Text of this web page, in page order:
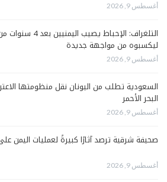
أغسطس 9, 2026
التلغراف: الإحباط
ليكسبوه من مواجهة جديدة
أغسطس 9, 2026
السعودية تطلب من اليونان نقل منظومتها
البحر الأحمر
أغسطس 9, 2026
صحيفة شرقية ترصد آثارًا كبيرةً لعمليات اليمن
أغسطس 9, 2026